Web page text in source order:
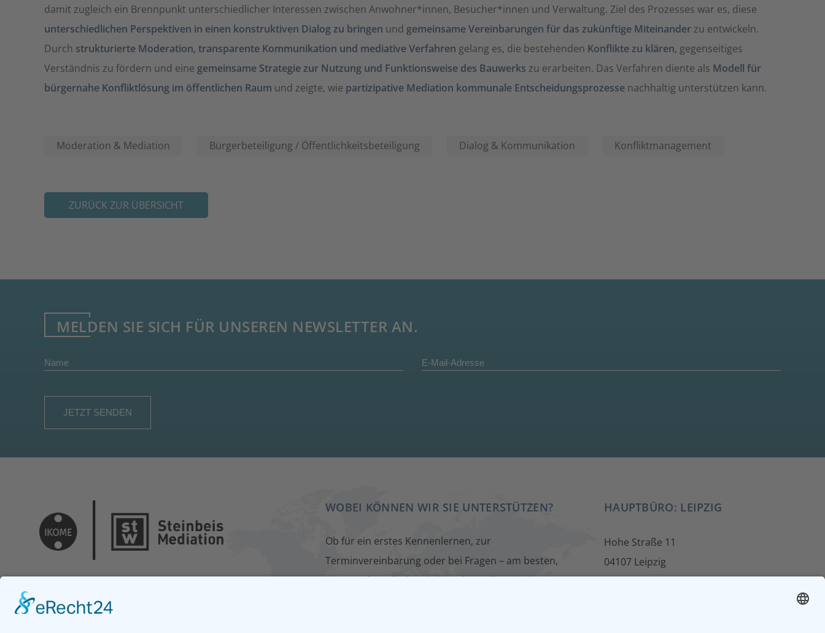
damit zugleich ein Brennpunkt unterschiedlicher Interessen zwischen Anwohner*innen, Besucher*innen und Verwaltung. Ziel des Prozesses war es, diese
unterschiedlichen Perspektiven in einen konstruktiven Dialog zu bringen und gemeinsame Vereinbarungen für das zukünftige Miteinander zu entwickeln.
Durch strukturierte Moderation, transparente Kommunikation und mediative Verfahren gelang es, die bestehenden Konflikte zu klären, gegenseitiges
Verständnis zu fördern und eine gemeinsame Strategie zur Nutzung und Funktionsweise des Bauwerks zu erarbeiten. Das Verfahren diente als Modell für
bürgernahe Konfliktlösung im öffentlichen Raum und zeigte, wie partizipative Mediation kommunale Entscheidungsprozesse nachhaltig unterstützen kann.
Moderation & Mediation Bürgerbeteiligung / Öffentlichkeitsbeteiligung Dialog & Kommunikation Konfliktmanagement
ZURÜCK ZUR ÜBERSICHT
MELDEN SIE SICH FÜR UNSEREN NEWSLETTER AN.
WOBEI KÖNNEN WIR SIE UNTERSTÜTZEN?
Ob für ein erstes Kennenlernen, zur
Terminvereinbarung oder bei Fragen – am besten,
wir sprechen direkt miteinander. Füllen Sie dazu
HAUPTBÜRO: LEIPZIG
Hohe Straße 11
04107 Leipzig